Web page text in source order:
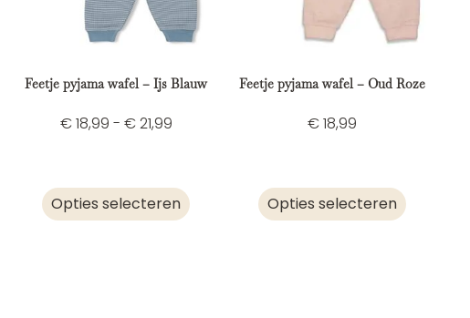
Feetje pyjama wafel – Ijs Blauw
€18,99 - €21,99
Opties selecteren
Feetje pyjama wafel – Oud Roze
€18,99
Opties selecteren